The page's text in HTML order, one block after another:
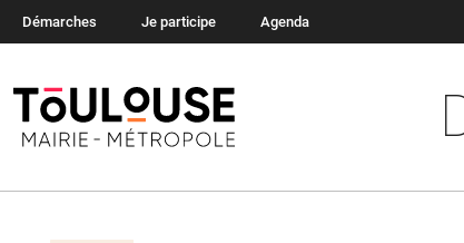
Démarches Je participe Agenda